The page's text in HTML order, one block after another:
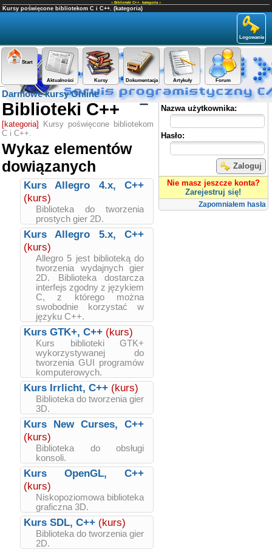
« Biblioteki C++ kategoria »
Kursy poświęcone bibliotekom C i C++. (kategoria)
Logowanie
Start
Aktualności Kursy Dokumentacja Artykuły Forum
Panel użytkownika
Nazwa użytkownika:
Hasło:
Zaloguj
Nie masz jeszcze konta?
Zarejestruj się!
Zapomniałem hasła
Darmowe kursy Online
Biblioteki C++
[kategoria]
Kursy poświęcone bibliotekom
C i C++.
Wykaz elementów
dowiązanych
Kurs Allegro 4.x, C++
(kurs)
Biblioteka do tworzenia
prostych gier 2D.
Kurs Allegro 5.x, C++
(kurs)
Allegro 5 jest biblioteką do
tworzenia wydajnych gier
2D. Biblioteka dostarcza
interfejs zgodny z językiem
C, z którego można
swobodnie korzystać w
języku C++.
Kurs GTK+, C++ (kurs)
Kurs biblioteki GTK+
wykorzystywanej do
tworzenia GUI programów
komputerowych.
Kurs Irrlicht, C++ (kurs)
Biblioteka do tworzenia gier
3D.
Kurs New Curses, C++
(kurs)
Biblioteka do obsługi
konsoli.
Kurs OpenGL, C++
(kurs)
Niskopoziomowa biblioteka
graficzna 3D.
Kurs SDL, C++ (kurs)
Biblioteka do tworzenia gier
2D.